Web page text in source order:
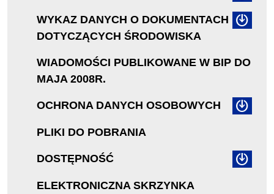
WYKAZ DANYCH O DOKUMENTACH
DOTYCZĄCYCH ŚRODOWISKA
WIADOMOŚCI PUBLIKOWANE W BIP DO
MAJA 2008R.
OCHRONA DANYCH OSOBOWYCH
PLIKI DO POBRANIA
DOSTĘPNOŚĆ
ELEKTRONICZNA SKRZYNKA